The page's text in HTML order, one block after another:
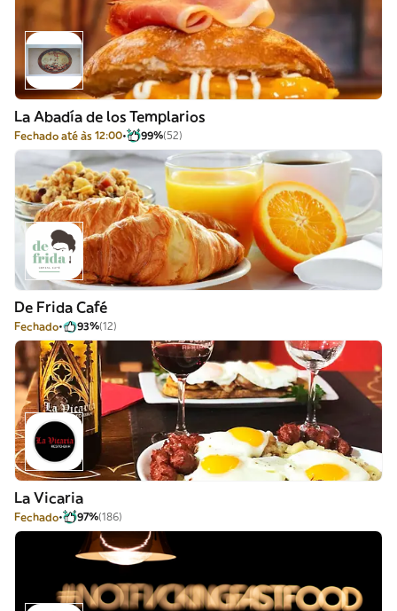
La Abadía de los Templarios
Fechado até às 12:00 99%(52)
De Frida Café
Fechado 93%(12)
La Vicaria
Fechado 97%(186)